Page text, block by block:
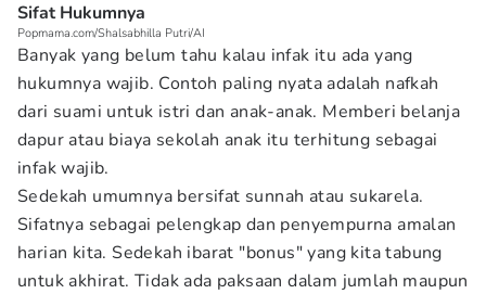
Sifat Hukumnya
Popmama.com/Shalsabhilla Putri/AI
Banyak yang belum tahu kalau infak itu ada yang
hukumnya wajib. Contoh paling nyata adalah nafkah
dari suami untuk istri dan anak-anak. Memberi belanja
dapur atau biaya sekolah anak itu terhitung sebagai
infak wajib.
Sedekah umumnya bersifat sunnah atau sukarela.
Sifatnya sebagai pelengkap dan penyempurna amalan
harian kita. Sedekah ibarat "bonus" yang kita tabung
untuk akhirat. Tidak ada paksaan dalam jumlah maupun